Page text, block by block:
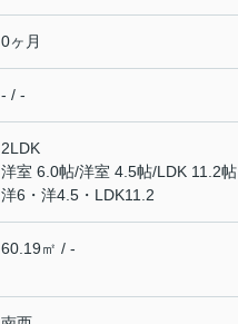
0ヶ月
- / -
2LDK
洋室 6.0帖/洋室 4.5帖/LDK 11.2帖
洋6・洋4.5・LDK11.2
60.19㎡ / -